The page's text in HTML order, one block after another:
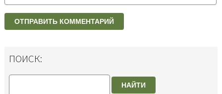
ПОИСК:
НАЙТИ